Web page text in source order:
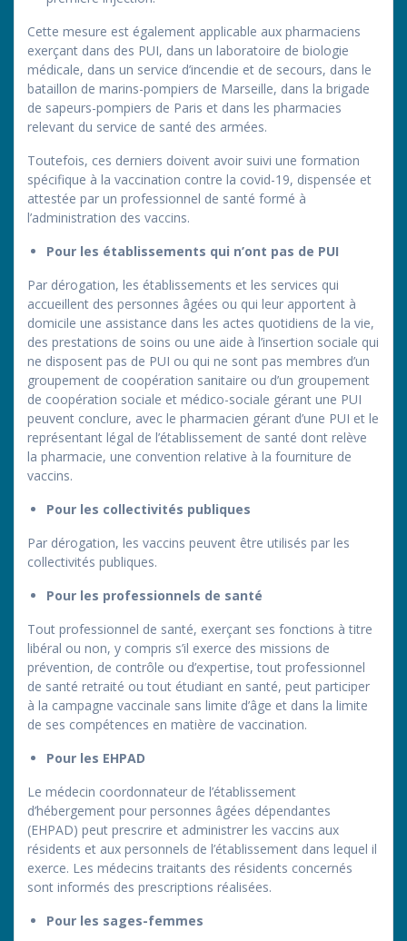
Cette mesure est également applicable aux pharmaciens
exerçant dans des PUI, dans un laboratoire de biologie
médicale, dans un service d’incendie et de secours, dans le
bataillon de marins-pompiers de Marseille, dans la brigade
de sapeurs-pompiers de Paris et dans les pharmacies
relevant du service de santé des armées.
Toutefois, ces derniers doivent avoir suivi une formation
spécifique à la vaccination contre la covid-19, dispensée et
attestée par un professionnel de santé formé à
l’administration des vaccins.
Pour les établissements qui n’ont pas de PUI
Par dérogation, les établissements et les services qui
accueillent des personnes âgées ou qui leur apportent à
domicile une assistance dans les actes quotidiens de la vie,
des prestations de soins ou une aide à l’insertion sociale qui
ne disposent pas de PUI ou qui ne sont pas membres d’un
groupement de coopération sanitaire ou d’un groupement
de coopération sociale et médico-sociale gérant une PUI
peuvent conclure, avec le pharmacien gérant d’une PUI et le
représentant légal de l’établissement de santé dont relève
la pharmacie, une convention relative à la fourniture de
vaccins.
Pour les collectivités publiques
Par dérogation, les vaccins peuvent être utilisés par les
collectivités publiques.
Pour les professionnels de santé
Tout professionnel de santé, exerçant ses fonctions à titre
libéral ou non, y compris s’il exerce des missions de
prévention, de contrôle ou d’expertise, tout professionnel
de santé retraité ou tout étudiant en santé, peut participer
à la campagne vaccinale sans limite d’âge et dans la limite
de ses compétences en matière de vaccination.
Pour les EHPAD
Le médecin coordonnateur de l’établissement
d’hébergement pour personnes âgées dépendantes
(EHPAD) peut prescrire et administrer les vaccins aux
résidents et aux personnels de l’établissement dans lequel il
exerce. Les médecins traitants des résidents concernés
sont informés des prescriptions réalisées.
Pour les sages-femmes